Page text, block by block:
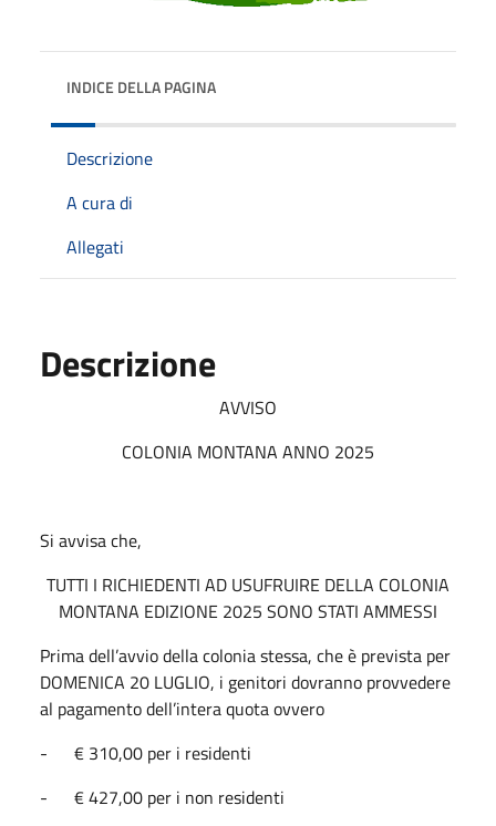
INDICE DELLA PAGINA
Descrizione
A cura di
Allegati
Descrizione
AVVISO
COLONIA MONTANA ANNO 2025
Si avvisa che,
TUTTI I RICHIEDENTI AD USUFRUIRE DELLA COLONIA
MONTANA EDIZIONE 2025 SONO STATI AMMESSI
Prima dell’avvio della colonia stessa, che è prevista per
DOMENICA 20 LUGLIO, i genitori dovranno provvedere
al pagamento dell’intera quota ovvero
- € 310,00 per i residenti
- € 427,00 per i non residenti